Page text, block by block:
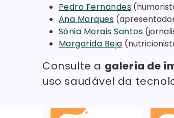
Pedro Fernandes
Ana Marques
Sónia Morais Santos
Margarida Beja
Consulte a galeria de
uso saudável da